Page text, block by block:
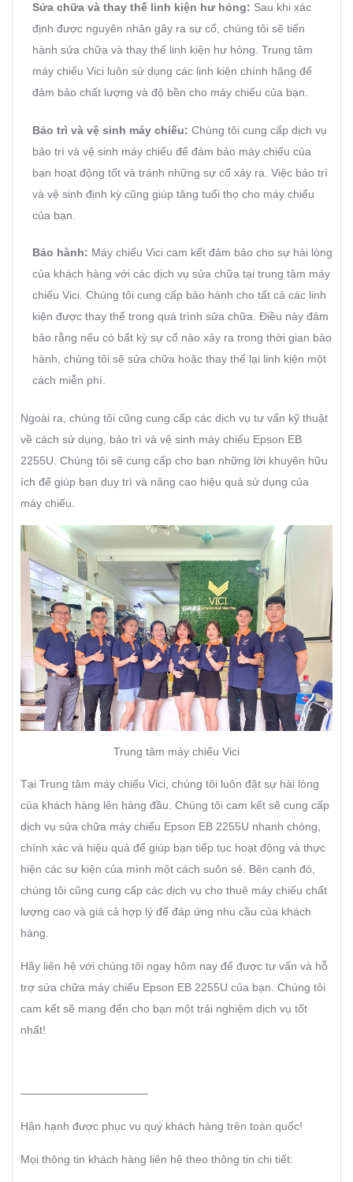
Sửa chữa và thay thế linh kiện hư hỏng: Sau khi xác
định được nguyên nhân gây ra sự cố, chúng tôi sẽ tiến
hành sửa chữa và thay thế linh kiện hư hỏng. Trung tâm
máy chiếu Vici luôn sử dụng các linh kiện chính hãng để
đảm bảo chất lượng và độ bền cho máy chiếu của bạn.
Bảo trì và vệ sinh máy chiếu: Chúng tôi cung cấp dịch vụ
bảo trì và vệ sinh máy chiếu để đảm bảo máy chiếu của
bạn hoạt động tốt và tránh những sự cố xảy ra. Việc bảo trì
và vệ sinh định kỳ cũng giúp tăng tuổi thọ cho máy chiếu
của bạn.
Bảo hành: Máy chiếu Vici cam kết đảm bảo cho sự hài lòng
của khách hàng với các dịch vụ sửa chữa tại trung tâm máy
chiếu Vici. Chúng tôi cung cấp bảo hành cho tất cả các linh
kiện được thay thế trong quá trình sửa chữa. Điều này đảm
bảo rằng nếu có bất kỳ sự cố nào xảy ra trong thời gian bảo
hành, chúng tôi sẽ sửa chữa hoặc thay thế lại linh kiện một
cách miễn phí.
Ngoài ra, chúng tôi cũng cung cấp các dịch vụ tư vấn kỹ thuật
về cách sử dụng, bảo trì và vệ sinh máy chiếu Epson EB
2255U. Chúng tôi sẽ cung cấp cho bạn những lời khuyên hữu
ích để giúp bạn duy trì và nâng cao hiệu quả sử dụng của
máy chiếu.
Trung tâm máy chiếu Vici
Tại Trung tâm máy chiếu Vici, chúng tôi luôn đặt sự hài lòng
của khách hàng lên hàng đầu. Chúng tôi cam kết sẽ cung cấp
dịch vụ sửa chữa máy chiếu Epson EB 2255U nhanh chóng,
chính xác và hiệu quả để giúp bạn tiếp tục hoạt động và thực
hiện các sự kiện của mình một cách suôn sẻ. Bên cạnh đó,
chúng tôi cũng cung cấp các dịch vụ cho thuê máy chiếu chất
lượng cao và giá cả hợp lý để đáp ứng nhu cầu của khách
hàng.
Hãy liên hệ với chúng tôi ngay hôm nay để được tư vấn và hỗ
trợ sửa chữa máy chiếu Epson EB 2255U của bạn. Chúng tôi
cam kết sẽ mang đến cho bạn một trải nghiệm dịch vụ tốt
nhất!
———————————–
Hân hạnh được phục vụ quý khách hàng trên toàn quốc!
Mọi thông tin khách hàng liên hệ theo thông tin chi tiết: